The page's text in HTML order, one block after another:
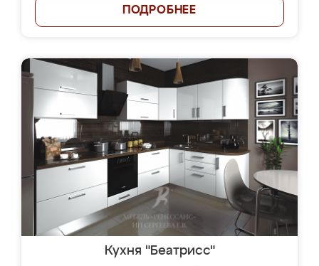
ПОДРОБНЕЕ
Кухня "Беатрисс"